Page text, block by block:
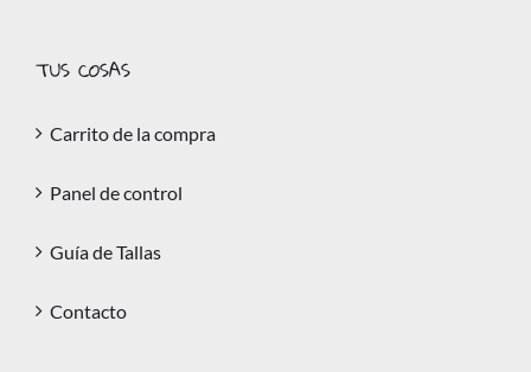
TUS COSAS
Carrito de la compra
Panel de control
Guía de Tallas
Contacto